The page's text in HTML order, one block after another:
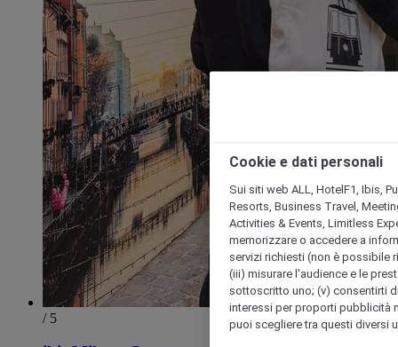
/ 5
Cookie e dati personali
Sui siti web ALL, HotelF1, Ibis,
Resorts, Business Travel,
Activities & Events, Limitless
memorizzare o accedere a
servizi richiesti (non è possibile
(iii) misurare l'audience e le
sottoscritto uno; (v) consentirti
interessi per proporti pubblicità
puoi scegliere tra questi diversi